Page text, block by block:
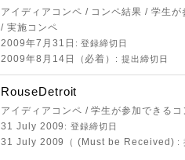
アイディアコンペ / コンペ結果 / 学生が
/ 実施コンペ
2009年7月31日 : 登録締切日
2009年8月14日（必着） : 提出締切日
RouseDetroit
アイディアコンペ / 学生が参加できるコ
31 July 2009 : 登録締切日
31 July 2009（ (Must be Received) :